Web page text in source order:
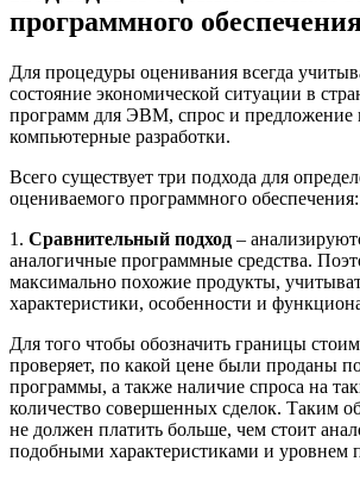
программного
Для процедуры оценивания всегда
состояние экономической ситуации в
программ для ЭВМ, спрос и предложение
компьютерные разработки.
Всего существует три подхода для
оцениваемого программного обеспечения:
1. Сравнительный подход –
аналогичные программные средства.
максимально похожие продукты,
характеристики, особенности и
Для того чтобы обозначить границы
проверяет, по какой цене были проданы
программы, а также наличие спроса на
количество совершенных сделок. Таким
не должен платить больше, чем стоит
подобными характеристиками и уровнем